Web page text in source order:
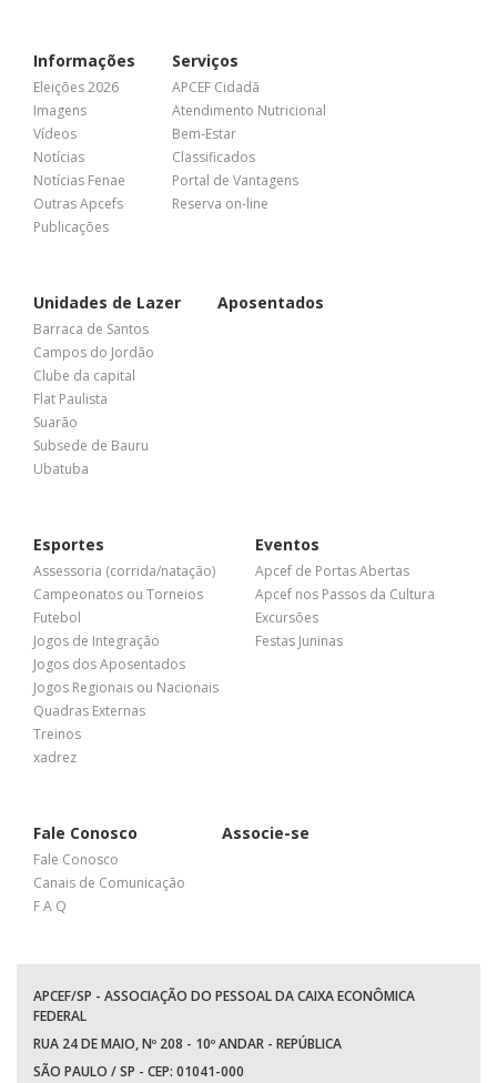
Informações
Eleições 2026
Imagens
Vídeos
Notícias
Notícias Fenae
Outras Apcefs
Publicações
Serviços
APCEF Cidadã
Atendimento Nutricional
Bem-Estar
Classificados
Portal de Vantagens
Reserva on-line
Unidades de Lazer
Barraca de Santos
Campos do Jordão
Clube da capital
Flat Paulista
Suarão
Subsede de Bauru
Ubatuba
Aposentados
Esportes
Assessoria (corrida/natação)
Campeonatos ou Torneios
Futebol
Jogos de Integração
Jogos dos Aposentados
Jogos Regionais ou Nacionais
Quadras Externas
Treinos
xadrez
Eventos
Apcef de Portas Abertas
Apcef nos Passos da Cultura
Excursões
Festas Juninas
Fale Conosco
Fale Conosco
Canais de Comunicação
F A Q
Associe-se
APCEF/SP - ASSOCIAÇÃO DO PESSOAL DA CAIXA ECONÔMICA
FEDERAL
RUA 24 DE MAIO, Nº 208 - 10º ANDAR - REPÚBLICA
SÃO PAULO / SP - CEP: 01041-000